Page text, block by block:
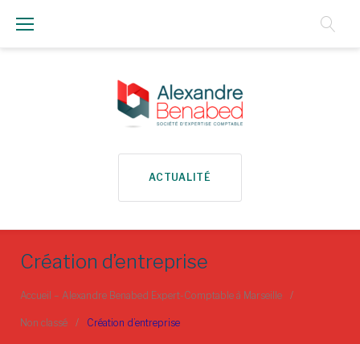
ACTUALITÉ
Création d’entreprise
Accueil – Alexandre Benabed Expert-Comptable à Marseille /
Non classé / Création d’entreprise